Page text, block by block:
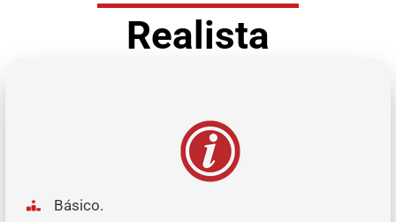
Realista
Básico.